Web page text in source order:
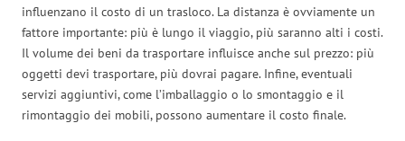
influenzano il costo di un trasloco. La distanza è ovviamente un
fattore importante: più è lungo il viaggio, più saranno alti i costi.
Il volume dei beni da trasportare influisce anche sul prezzo: più
oggetti devi trasportare, più dovrai pagare. Infine, eventuali
servizi aggiuntivi, come l’imballaggio o lo smontaggio e il
rimontaggio dei mobili, possono aumentare il costo finale.